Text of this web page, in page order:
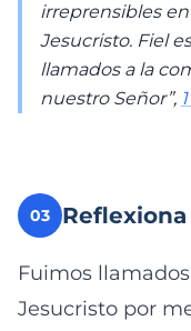
irreprensibles
Jesucristo. Fiel
llamados a la
nuestro Señor”,
03 Reflexiona
Fuimos
Jesucristo por